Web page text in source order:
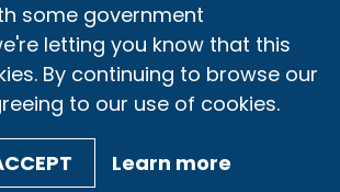
some government
letting you know that this
By continuing to browse our
to our use of cookies.
Learn more